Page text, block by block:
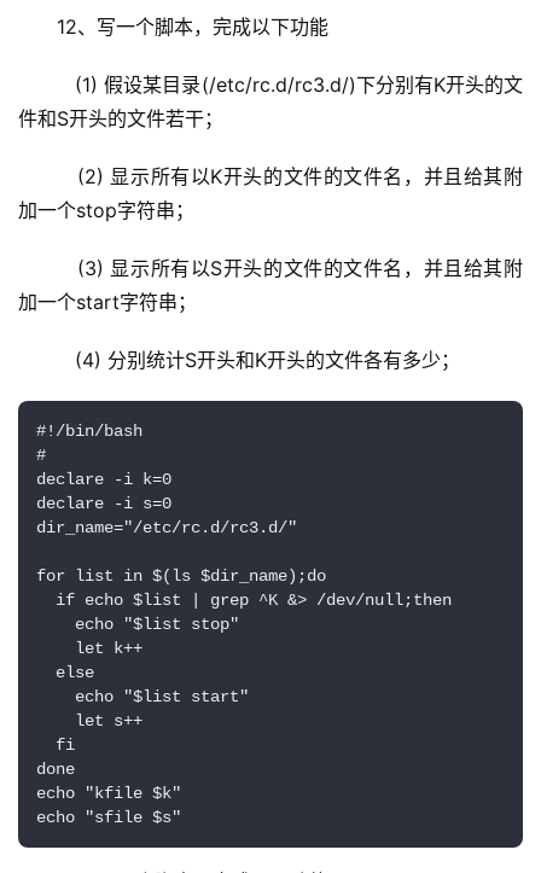
12、写一个脚本，完成以下功能
(1) 假设某目录(/etc/rc.d/rc3.d/)下分别有K开头的文
件和S开头的文件若干；
(2) 显示所有以K开头的文件的文件名，并且给其附
加一个stop字符串；
(3) 显示所有以S开头的文件的文件名，并且给其附
加一个start字符串；
(4) 分别统计S开头和K开头的文件各有多少；
#!/bin/bash
#
declare -i k=0
declare -i s=0
dir_name="/etc/rc.d/rc3.d/"
for list in $(ls $dir_name);do
if echo $list | grep ^K &> /dev/null;then
echo "$list stop"
let k++
else
echo "$list start"
let s++
fi
done
echo "kfile $k"
echo "sfile $s"